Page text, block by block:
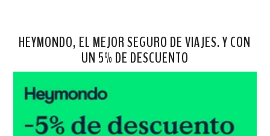
HEYMONDO, EL MEJOR SEGURO DE VIAJES. Y CON
UN 5% DE DESCUENTO